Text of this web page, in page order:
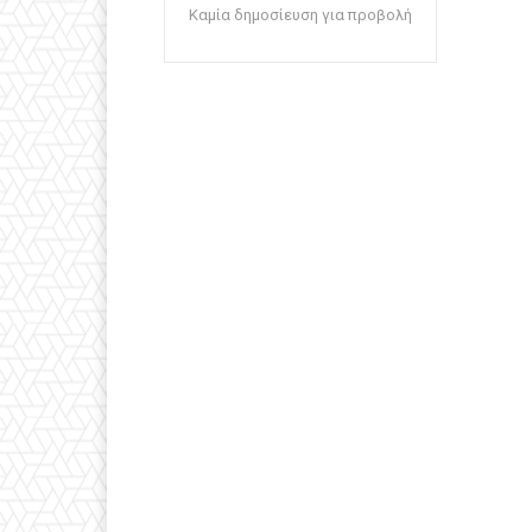
Καμία δημοσίευση για προβολή